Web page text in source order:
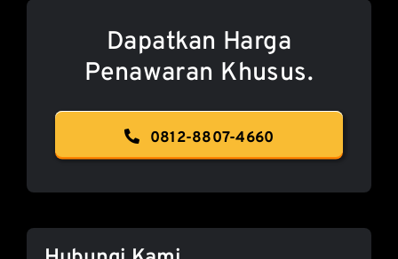
Dapatkan Harga
Penawaran Khusus.
0812-8807-4660